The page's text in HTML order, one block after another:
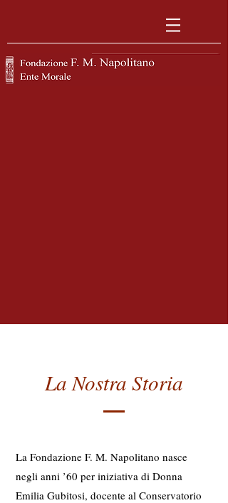
La Nostra Storia
La Fondazione F. M. Napolitano nasce
negli anni ’60 per iniziativa di Donna
Emilia Gubitosi, docente al Conservatorio